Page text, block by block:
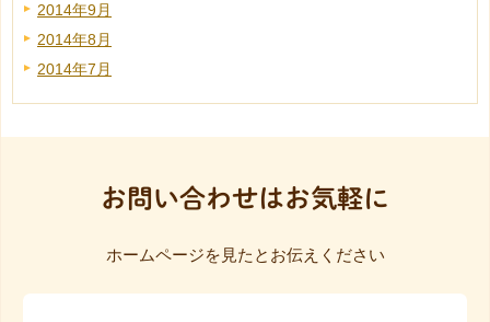
2014年9月
2014年8月
2014年7月
お問い合わせはお気軽に
ホームページを見たとお伝えください